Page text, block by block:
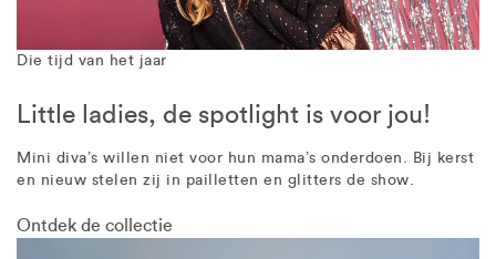
Die tijd van het jaar
Little ladies, de spotlight is voor jou!
Mini diva’s willen niet voor hun mama’s onderdoen. Bij kerst
en nieuw stelen zij in pailletten en glitters de show.
Ontdek de collectie